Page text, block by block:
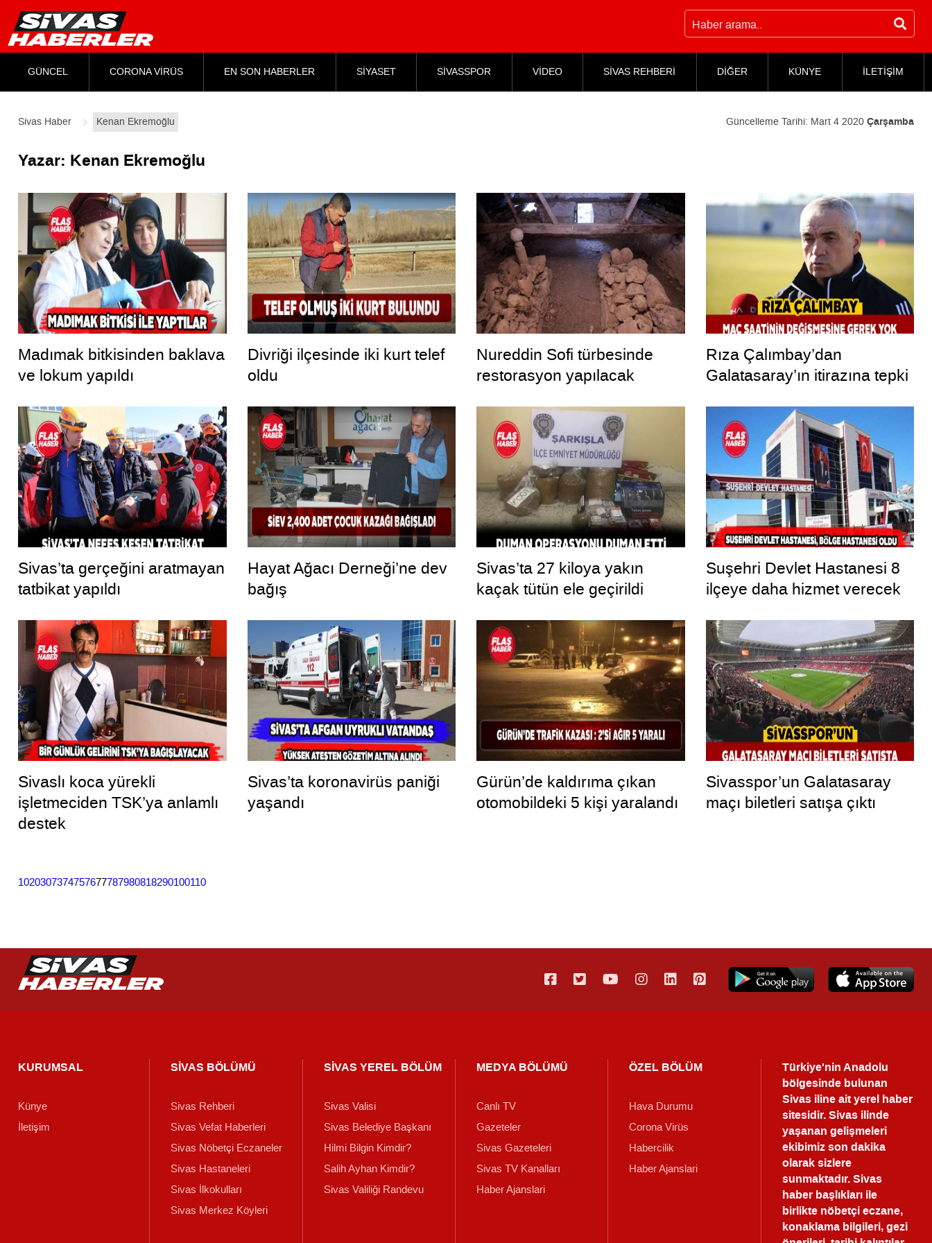
GÜNCEL CORONA VİRÜS EN SON HABERLER SİYASET SİVASSPOR VİDEO SİVAS REHBERİ DİĞER KÜNYE İLETİŞİM
Sivas Haber Kenan Ekremoğlu Güncelleme Tarihi: Mart 4 2020 Çarşamba
Yazar: Kenan Ekremoğlu
Madımak bitkisinden baklava
ve lokum yapıldı
Divriği ilçesinde iki kurt telef
oldu
Nureddin Sofi türbesinde
restorasyon yapılacak
Rıza Çalımbay’dan
Galatasaray’ın itirazına tepki
Sivas’ta gerçeğini aratmayan
tatbikat yapıldı
Hayat Ağacı Derneği’ne dev
bağış
Sivas’ta 27 kiloya yakın
kaçak tütün ele geçirildi
Suşehri Devlet Hastanesi 8
ilçeye daha hizmet verecek
Sivaslı koca yürekli
işletmeciden TSK’ya anlamlı
destek
Sivas’ta koronavirüs paniği
yaşandı
Gürün’de kaldırıma çıkan
otomobildeki 5 kişi yaralandı
Sivasspor’un Galatasaray
maçı biletleri satışa çıktı
1020307374757677787980818290100110
KURUMSAL
Künye
İletişim
SİVAS BÖLÜMÜ
Sivas Rehberi
Sivas Vefat Haberleri
Sivas Nöbetçi Eczaneler
Sivas Hastaneleri
Sivas İlkokulları
Sivas Merkez Köyleri
SİVAS YEREL BÖLÜM
Sivas Valisi
Sivas Belediye Başkanı
Hilmi Bilgin Kimdir?
Salih Ayhan Kimdir?
Sivas Valiliği Randevu
MEDYA BÖLÜMÜ
Canlı TV
Gazeteler
Sivas Gazeteleri
Sivas TV Kanalları
Haber Ajanslari
ÖZEL BÖLÜM
Hava Durumu
Corona Virüs
Habercilik
Haber Ajanslari
Türkiye'nin Anadolu
bölgesinde bulunan
Sivas iline ait yerel haber
sitesidir. Sivas ilinde
yaşanan gelişmeleri
ekibimiz son dakika
olarak sizlere
sunmaktadır.Sivas
haberbaşlıkları ile
birlikte nöbetçi eczane,
konaklama bilgileri, gezi